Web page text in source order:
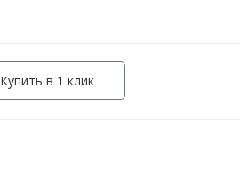
Купить в 1 клик